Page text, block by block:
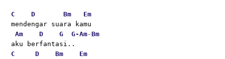
C D Bm
Em
mendengar suara kamu
Am
D G G-Am-Bm
aku berfantasi..
C
D Bm
Em